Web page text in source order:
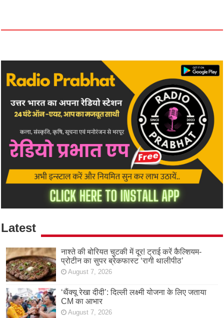
Latest
नाश्ते की बोरियत चुटकी में दूर! ट्राई करें कैल्शियम-
प्रोटीन का सुपर ब्रेकफास्ट ‘रागी थालीपीठ’
August 7, 2026
‘थैंक्यू रेखा दीदी’: दिल्ली लक्ष्मी योजना के लिए जताया
CM का आभार
August 7, 2026